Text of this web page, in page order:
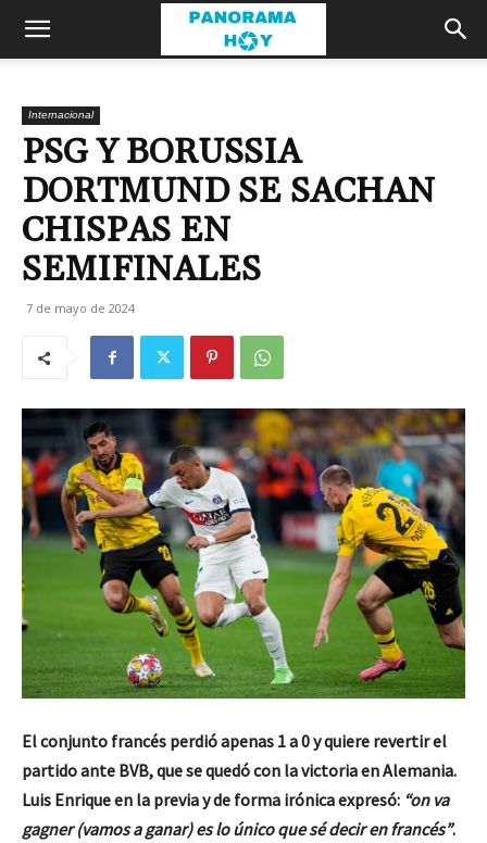
Internacional
PSG Y BORUSSIA
DORTMUND SE SACHAN
CHISPAS EN
SEMIFINALES
7 de mayo de 2024
El conjunto francés perdió apenas 1 a 0 y quiere revertir el
partido ante BVB, que se quedó con la victoria en Alemania.
Luis Enrique en la previa y de forma irónica expresó: “on va
gagner (vamos a ganar) es lo único que sé decir en francés”.